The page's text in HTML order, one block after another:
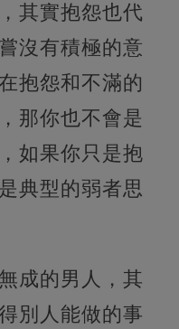
其實抱怨也代
沒有積極的意
抱怨和不滿的
那你也不會是
如果你只是抱
典型的弱者思
成的男人，其
別人能做的事